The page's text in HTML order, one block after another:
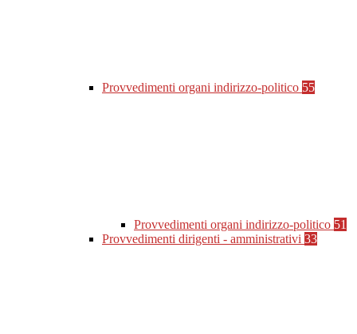
Provvedimenti organi indirizzo-politico 55
Provvedimenti organi indirizzo-politico 51
Provvedimenti dirigenti - amministrativi 33